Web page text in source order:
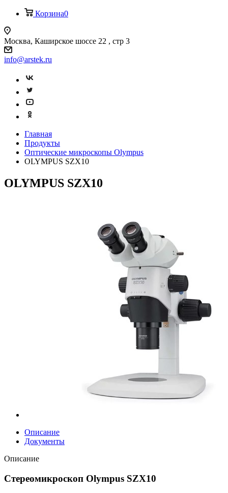
Корзина0
Москва, Каширское шоссе 22 , стр 3
info@arstek.ru
Главная
Продукты
Оптические микроскопы Olympus
OLYMPUS SZX10
OLYMPUS SZX10
Описание
Документы
Описание
Стереомикроскоп Olympus SZX10